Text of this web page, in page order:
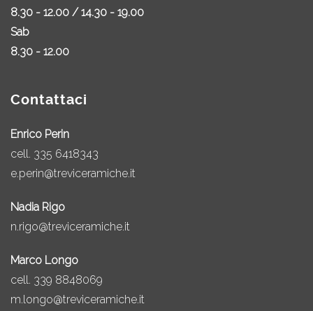
8.30 - 12.00 / 14.30 - 19.00
Sab
8.30 - 12.00
Contattaci
Enrico Perin
cell. 335 6418343
e.perin@treviceramiche.it
Nadia Rigo
n.rigo@treviceramiche.it
Marco Longo
cell. 339 8848069
m.longo@treviceramiche.it